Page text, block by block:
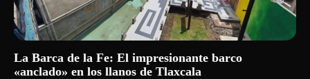
La Barca de la Fe: El impresionante barco
«anclado» en los llanos de Tlaxcala